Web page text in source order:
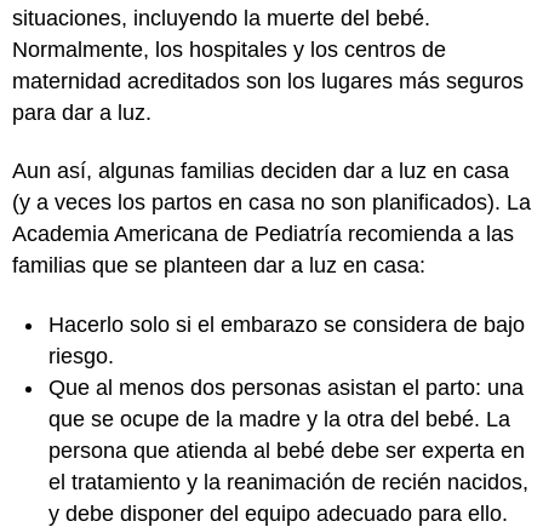
situaciones, incluyendo la muerte del bebé.
Normalmente, los hospitales y los centros de
maternidad acreditados son los lugares más seguros
para dar a luz.
Aun así, algunas familias deciden dar a luz en casa
(y a veces los partos en casa no son planificados). La
Academia Americana de Pediatría recomienda a las
familias que se planteen dar a luz en casa:
Hacerlo solo si el embarazo se considera de bajo
riesgo.
Que al menos dos personas asistan el parto: una
que se ocupe de la madre y la otra del bebé. La
persona que atienda al bebé debe ser experta en
el tratamiento y la reanimación de recién nacidos,
y debe disponer del equipo adecuado para ello.